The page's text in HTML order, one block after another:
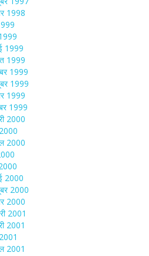
1998
1999
1999
1999
1999
1999
1999
2000
2000
2000
2000
2000
2001
2001
2001